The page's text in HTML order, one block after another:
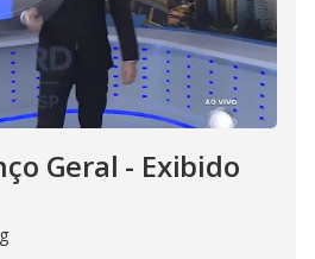
Geral - Exibido